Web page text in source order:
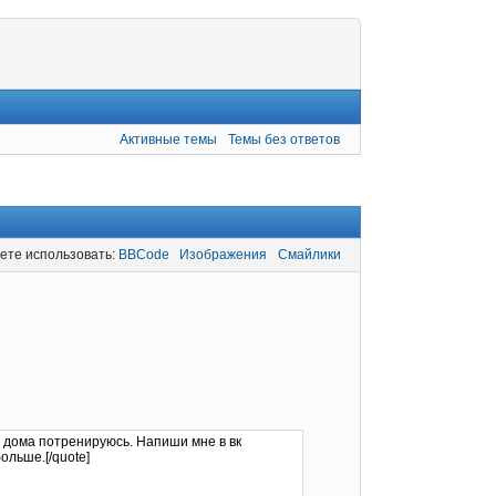
Активные темы Темы без ответов
использовать: BBCode Изображения Смайлики